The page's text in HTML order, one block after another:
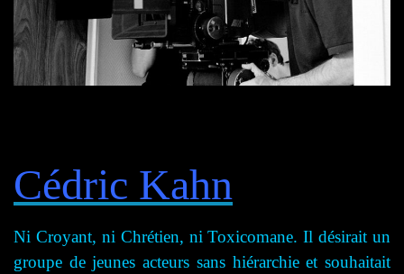
Cédric Kahn
Ni Croyant, ni Chrétien, ni Toxicomane. Il désirait un
groupe de jeunes acteurs sans hiérarchie et souhaitait